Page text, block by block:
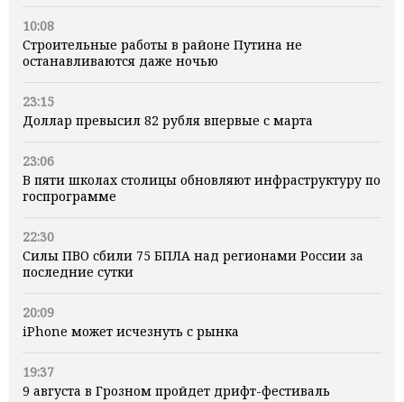
10:08
Строительные работы в районе Путина не
останавливаются даже ночью
23:15
Доллар превысил 82 рубля впервые с марта
23:06
В пяти школах столицы обновляют инфраструктуру по
госпрограмме
22:30
Силы ПВО сбили 75 БПЛА над регионами России за
последние сутки
20:09
iPhone может исчезнуть с рынка
19:37
9 августа в Грозном пройдет дрифт-фестиваль